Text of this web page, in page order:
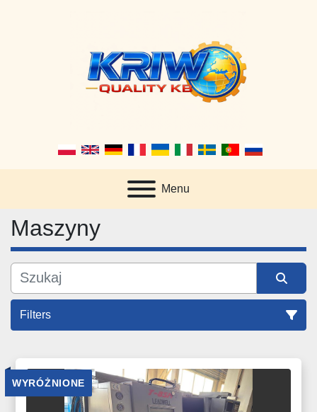
Menu
Maszyny
Filters
Wszystkie kategorie
Sortuj według
WYRÓŻNIONE